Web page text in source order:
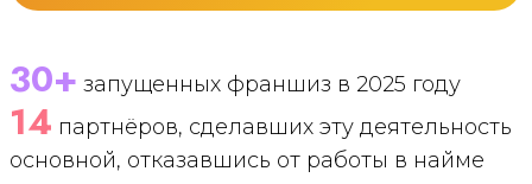
30+ запущенных франшиз в 2025 году
14 партнёров, сделавших эту деятельность
основной, отказавшись от работы в найме